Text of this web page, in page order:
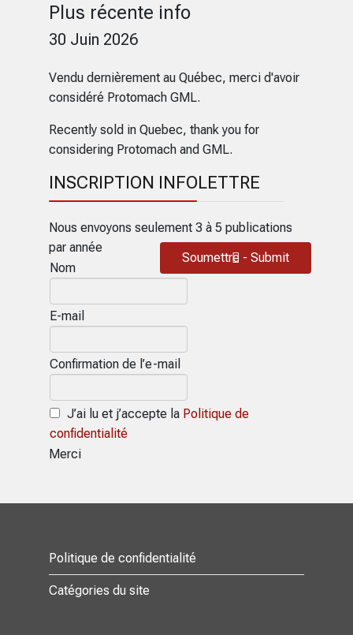
Plus récente info
30 Juin 2026
Vendu dernièrement au Québec, merci d'avoir
considéré Protomach GML.
Recently sold in Quebec, thank you for
considering Protomach and GML.
INSCRIPTION INFOLETTRE
Nous envoyons seulement 3 à 5 publications
par année
Nom
E-mail
Confirmation de l’e-mail
J’ai lu et j’accepte la Politique de
confidentialité
Soumettre - Submit
Merci
Politique de confidentialité
Catégories du site